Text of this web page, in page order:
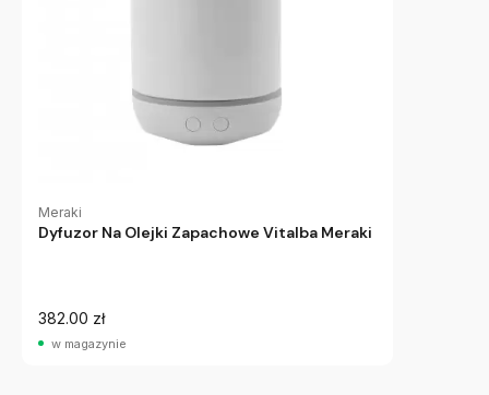
Meraki
Dyfuzor Na Olejki Zapachowe Vitalba Meraki
382.00 zł
w magazynie